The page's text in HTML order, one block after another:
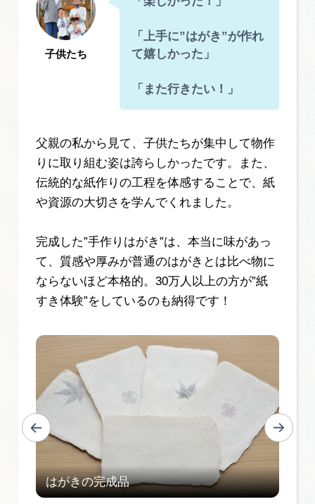
子供たち
「上手に”はがき”が作れ
て嬉しかった」
「また行きたい！」
父親の私から見て、子供たちが集中して物作
りに取り組む姿は誇らしかったです。また、
伝統的な紙作りの工程を体感することで、紙
や資源の大切さを学んでくれました。
完成した”手作りはがき”は、本当に味があっ
て、質感や厚みが普通のはがきとは比べ物に
ならないほど本格的。30万人以上の方が”紙
すき体験”をしているのも納得です！